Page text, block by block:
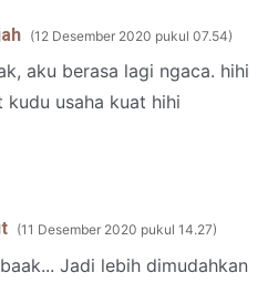
12 Desember 2020 pukul 07.54
aku berasa lagi ngaca. hihi
kudu usaha kuat hihi
11 Desember 2020 pukul 14.27
Jadi lebih dimudahkan